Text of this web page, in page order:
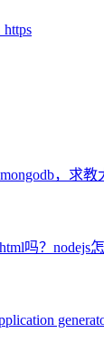
，求教
吗？nodejs